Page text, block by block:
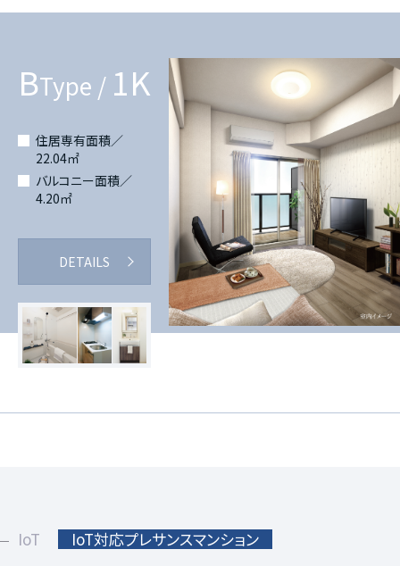
BType / 1K
住居専有面積／
22.04㎡
バルコニー面積／
4.20㎡
DETAILS
IoT IoT対応プレサンスマンション